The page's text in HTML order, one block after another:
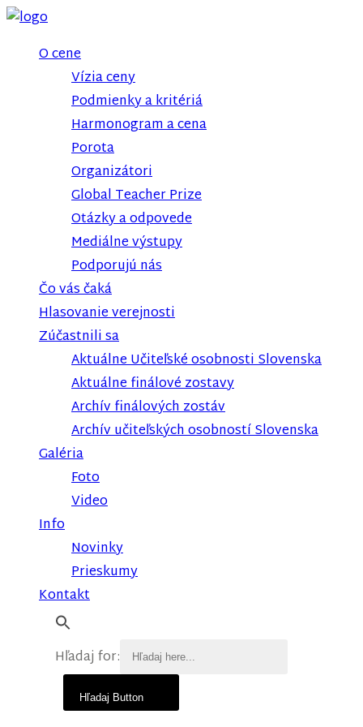
O cene
Vízia ceny
Podmienky a kritériá
Harmonogram a cena
Porota
Organizátori
Global Teacher Prize
Otázky a odpovede
Mediálne výstupy
Podporujú nás
Čo vás čaká
Hlasovanie verejnosti
Zúčastnili sa
Aktuálne Učiteľské osobnosti Slovenska
Aktuálne finálové zostavy
Archív finálových zostáv
Archív učiteľských osobností Slovenska
Galéria
Foto
Video
Info
Novinky
Prieskumy
Kontakt
Hľadaj for:
Hľadaj Button